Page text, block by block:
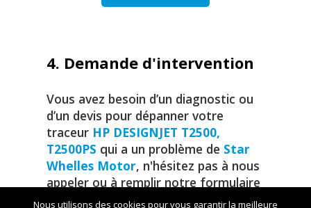
4. Demande d'intervention
Vous avez besoin d’un diagnostic ou
d’un devis pour dépanner votre
traceur HP DESIGNJET T2500,
T2500PS qui a un problème de Star
Whelles Motor, n'hésitez pas à nous
appeler ou à remplir notre formulaire
de contact.
Nous utilisons des cookies pour vous garantir la meilleure